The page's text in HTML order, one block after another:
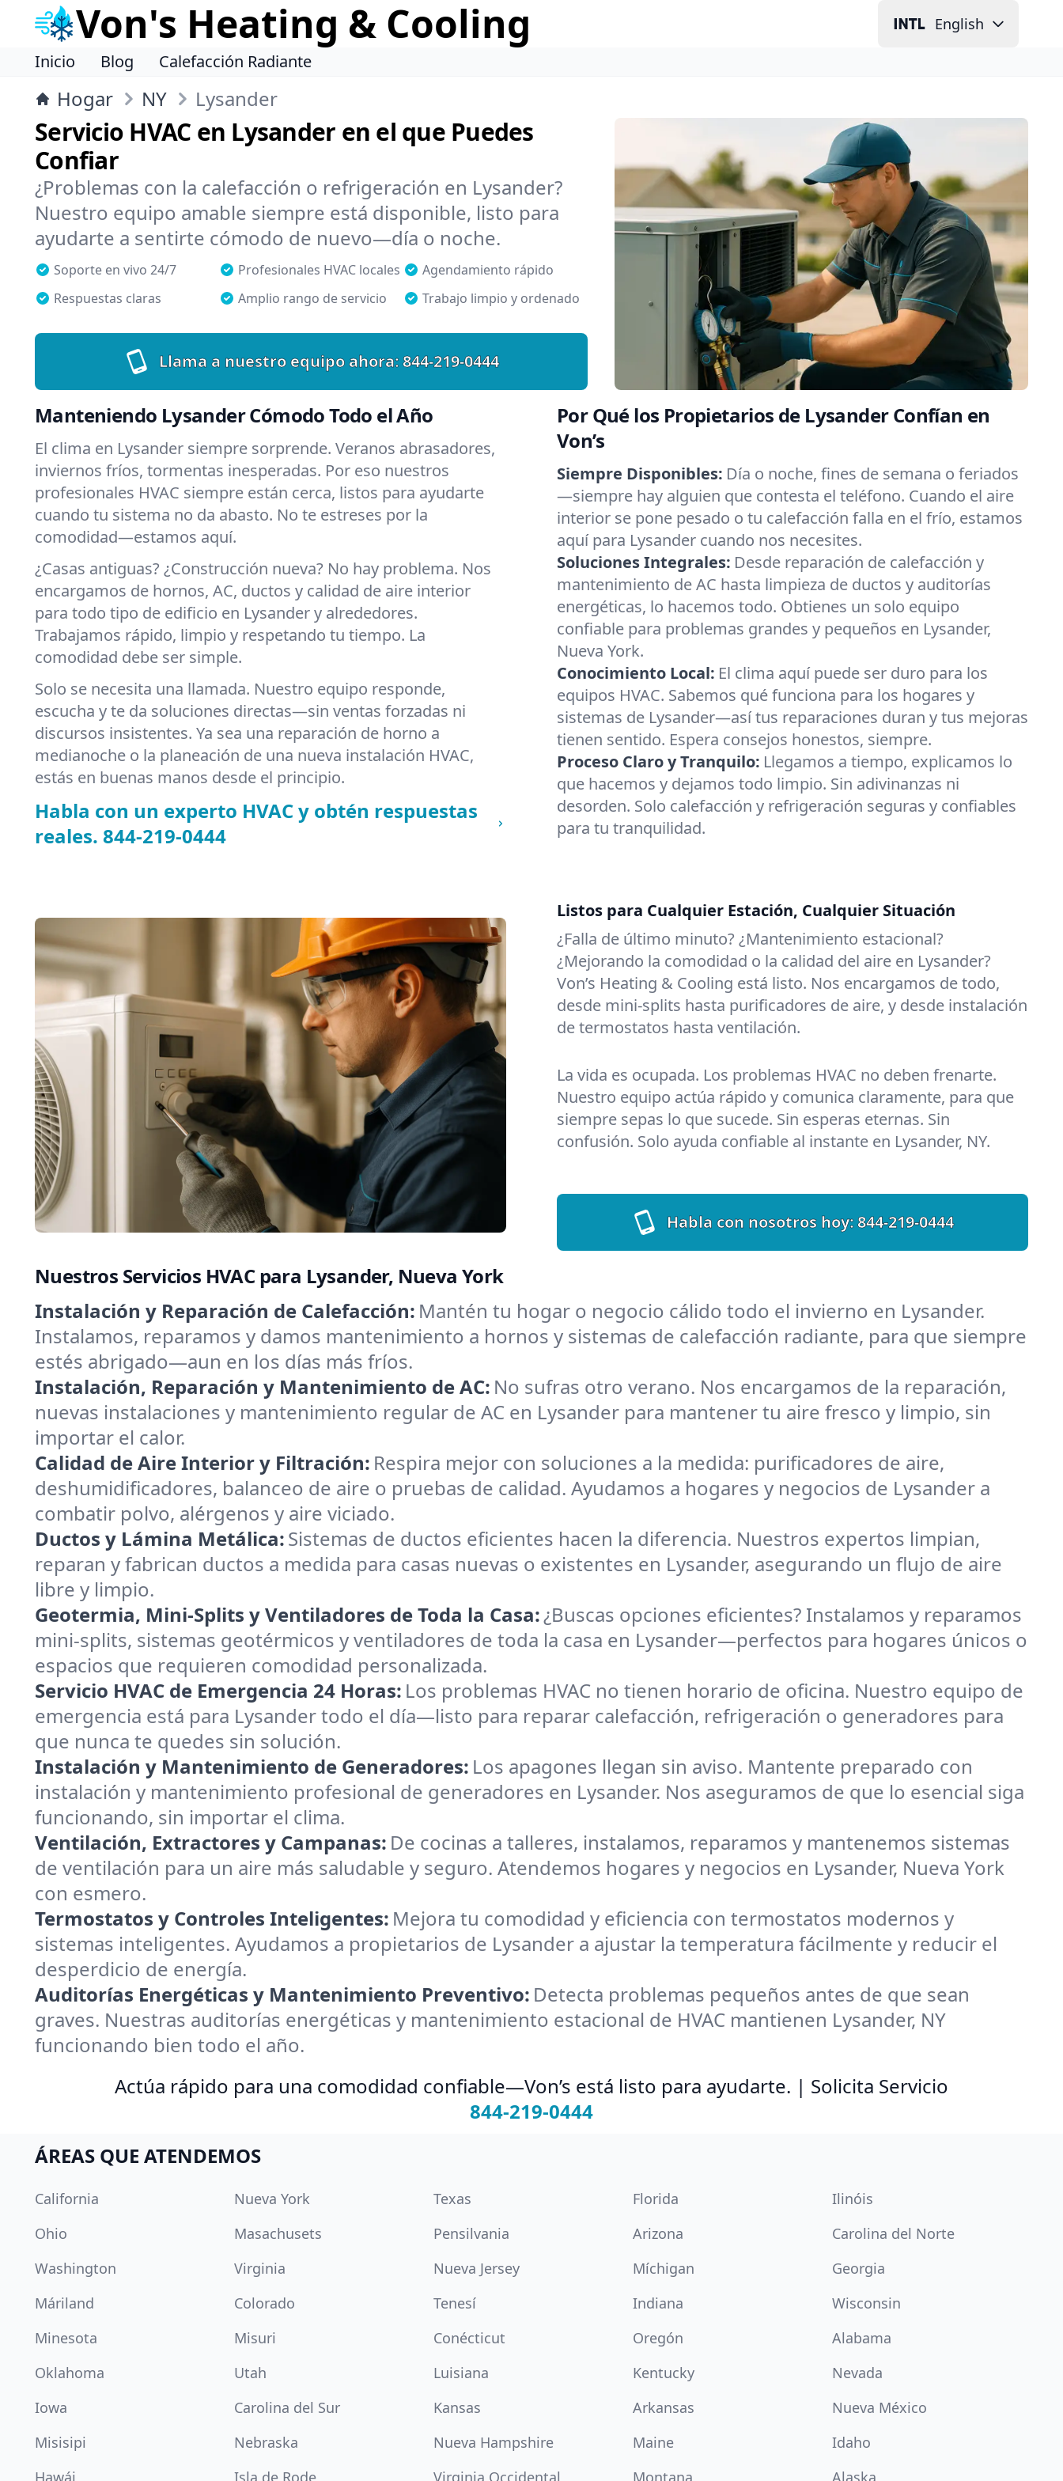
Von's Heating & Cooling English
Inicio Blog Calefacción Radiante
Hogar NY Lysander
Servicio HVAC en Lysander en el que Puedes
Confiar
¿Problemas con la calefacción o refrigeración en Lysander?
Nuestro equipo amable siempre está disponible, listo para
ayudarte a sentirte cómodo de nuevo—día o noche.
Soporte en vivo 24/7 Profesionales HVAC locales
Agendamiento rápido
Respuestas claras
Amplio rango de servicio Trabajo limpio y ordenado
Llama a nuestro equipo ahora:844-219-0444
Manteniendo Lysander Cómodo Todo el Año
El clima en Lysander siempre sorprende. Veranos abrasadores,
inviernos fríos, tormentas inesperadas. Por eso nuestros
profesionales HVAC siempre están cerca, listos para ayudarte
cuando tu sistema no da abasto. No te estreses por la
comodidad—estamos aquí.
¿Casas antiguas? ¿Construcción nueva? No hay problema. Nos
encargamos de hornos, AC, ductos y calidad de aire interior
para todo tipo de edificio en Lysander y alrededores.
Trabajamos rápido, limpio y respetando tu tiempo. La
comodidad debe ser simple.
Solo se necesita una llamada. Nuestro equipo responde,
escucha y te da soluciones directas—sin ventas forzadas ni
discursos insistentes. Ya sea una reparación de horno a
medianoche o la planeación de una nueva instalación HVAC,
estás en buenas manos desde el principio.
Habla con un experto HVAC y obtén respuestas
reales. 844-219-0444
Por Qué los Propietarios de Lysander Confían en
Von’s
Siempre Disponibles: Día o noche, fines de semana o feriados
—siempre hay alguien que contesta el teléfono. Cuando el aire
interior se pone pesado o tu calefacción falla en el frío, estamos
aquí para Lysander cuando nos necesites.
Soluciones Integrales: Desde reparación de calefacción y
mantenimiento de AC hasta limpieza de ductos y auditorías
energéticas, lo hacemos todo. Obtienes un solo equipo
confiable para problemas grandes y pequeños en Lysander,
Nueva York.
Conocimiento Local: El clima aquí puede ser duro para los
equipos HVAC. Sabemos qué funciona para los hogares y
sistemas de Lysander—así tus reparaciones duran y tus mejoras
tienen sentido. Espera consejos honestos, siempre.
Proceso Claro y Tranquilo: Llegamos a tiempo, explicamos lo
que hacemos y dejamos todo limpio. Sin adivinanzas ni
desorden. Solo calefacción y refrigeración seguras y confiables
para tu tranquilidad.
Listos para Cualquier Estación, Cualquier Situación
¿Falla de último minuto? ¿Mantenimiento estacional?
¿Mejorando la comodidad o la calidad del aire en Lysander?
Von’s Heating & Cooling está listo. Nos encargamos de todo,
desde mini-splits hasta purificadores de aire, y desde instalación
de termostatos hasta ventilación.
La vida es ocupada. Los problemas HVAC no deben frenarte.
Nuestro equipo actúa rápido y comunica claramente, para que
siempre sepas lo que sucede. Sin esperas eternas. Sin
confusión. Solo ayuda confiable al instante en Lysander, NY.
Habla con nosotros hoy:844-219-0444
Nuestros Servicios HVAC para Lysander, Nueva York
Instalación y Reparación de Calefacción: Mantén tu hogar o negocio cálido todo el invierno en Lysander.
Instalamos, reparamos y damos mantenimiento a hornos y sistemas de calefacción radiante, para que siempre
estés abrigado—aun en los días más fríos.
Instalación, Reparación y Mantenimiento de AC: No sufras otro verano. Nos encargamos de la reparación,
nuevas instalaciones y mantenimiento regular de AC en Lysander para mantener tu aire fresco y limpio, sin
importar el calor.
Calidad de Aire Interior y Filtración: Respira mejor con soluciones a la medida: purificadores de aire,
deshumidificadores, balanceo de aire o pruebas de calidad. Ayudamos a hogares y negocios de Lysander a
combatir polvo, alérgenos y aire viciado.
Ductos y Lámina Metálica:Sistemas de ductos eficientes hacen la diferencia. Nuestros expertos limpian,
reparan y fabrican ductos a medida para casas nuevas o existentes en Lysander, asegurando un flujo de aire
libre y limpio.
Geotermia, Mini-Splits y Ventiladores de Toda la Casa:¿Buscas opciones eficientes? Instalamos y reparamos
mini-splits, sistemas geotérmicos y ventiladores de toda la casa en Lysander—perfectos para hogares únicos o
espacios que requieren comodidad personalizada.
Servicio HVAC de Emergencia 24 Horas: Los problemas HVAC no tienen horario de oficina. Nuestro equipo de
emergencia está para Lysander todo el día—listo para reparar calefacción, refrigeración o generadores para
que nunca te quedes sin solución.
Instalación y Mantenimiento de Generadores: Los apagones llegan sin aviso. Mantente preparado con
instalación y mantenimiento profesional de generadores en Lysander. Nos aseguramos de que lo esencial siga
funcionando, sin importar el clima.
Ventilación, Extractores y Campanas: De cocinas a talleres, instalamos, reparamos y mantenemos sistemas
de ventilación para un aire más saludable y seguro. Atendemos hogares y negocios en Lysander, Nueva York
con esmero.
Termostatos y Controles Inteligentes: Mejora tu comodidad y eficiencia con termostatos modernos y
sistemas inteligentes. Ayudamos a propietarios de Lysander a ajustar la temperatura fácilmente y reducir el
desperdicio de energía.
Auditorías Energéticas y Mantenimiento Preventivo: Detecta problemas pequeños antes de que sean
graves. Nuestras auditorías energéticas y mantenimiento estacional de HVAC mantienen Lysander, NY
funcionando bien todo el año.
Actúa rápido para una comodidad confiable—Von’s está listo para ayudarte. | Solicita Servicio
844-219-0444
ÁREAS QUE ATENDEMOS
California Nueva York Texas Florida
Ilinóis
Ohio
Masachusets Pensilvania Arizona
Carolina del Norte
Washington
Virginia Nueva Jersey Míchigan
Georgia
Máriland
Colorado Tenesí Indiana
Wisconsin
Minesota
Misuri Conécticut Oregón
Alabama
Oklahoma
Utah Luisiana Kentucky
Nevada
Iowa
Carolina del Sur Kansas Arkansas
Nueva México
Misisipi
Nebraska Nueva Hampshire Maine
Idaho
Hawái
Isla de Rode Virginia Occidental Montana Alaska